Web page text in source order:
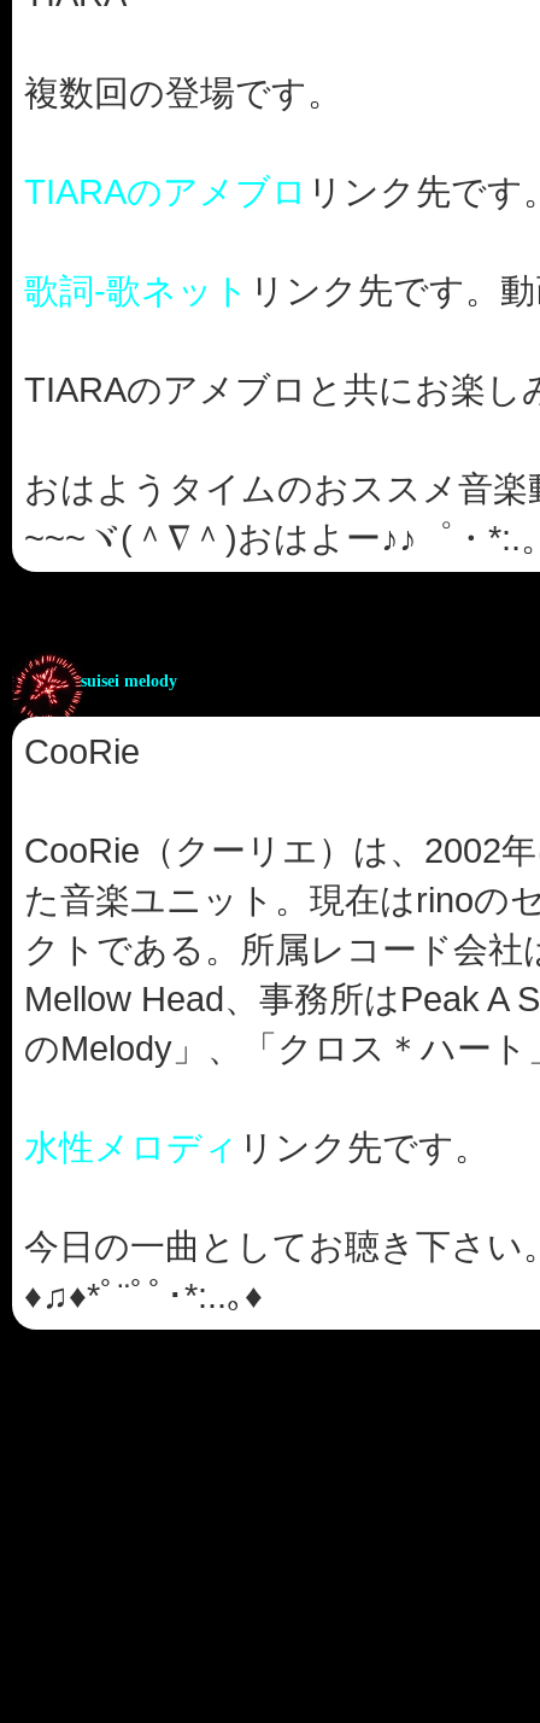
複数回の登場です。
TIARAのアメブロ リンク先です
歌詞-歌ネット リンク先です。
TIARAのアメブロと共にお楽し
おはようタイムのおススメ音
~~~ヾ(＾∇＾)おはよー♪♪゜・*:.
suisei melody
CooRie
CooRie（クーリエ）は、2002
た音楽ユニット。現在はrinoの
クトである。所属レコード会
Mellow Head、事務所はPeak A
のMelody」、「クロス＊ハー
水性メロディ リンク先です。
今日の一曲としてお聴き下さい
♦♫♦*ﾟ¨ﾟﾟ･*:..｡♦